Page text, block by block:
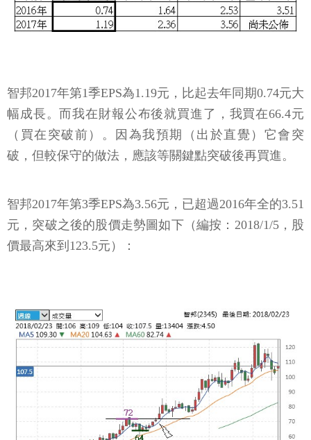
智邦2017年第1季EPS為1.19元，比起去年同期0.74元大
幅成長。而我在財報公布後就買進了，我買在66.4元
（買在突破前）。因為我預期（出於直覺）它會突
破，但較保守的做法，應該等關鍵點突破後再買進。
智邦2017年第3季EPS為3.56元，已超過2016年全的3.51
元，突破之後的股價走勢圖如下（編按：2018/1/5，股
價最高來到123.5元）：